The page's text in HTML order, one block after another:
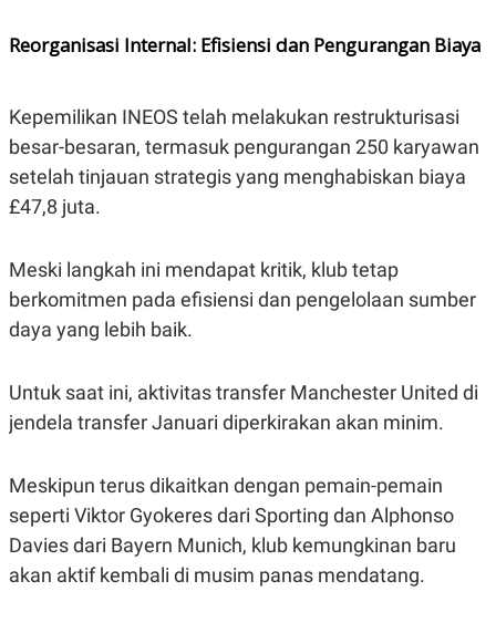
PEDOMAN
PEMBERITAAN
PRIVACY
POLICY
Reorganisasi Internal: Efisiensi dan Pengurangan Biaya
Kepemilikan INEOS telah melakukan restrukturisasi
besar-besaran, termasuk pengurangan 250 karyawan
setelah tinjauan strategis yang menghabiskan biaya
£47,8 juta.
Meski langkah ini mendapat kritik, klub tetap
berkomitmen pada efisiensi dan pengelolaan sumber
daya yang lebih baik.
Untuk saat ini, aktivitas transfer Manchester United di
jendela transfer Januari diperkirakan akan minim.
Meskipun terus dikaitkan dengan pemain-pemain
seperti Viktor Gyokeres dari Sporting dan Alphonso
Davies dari Bayern Munich, klub kemungkinan baru
akan aktif kembali di musim panas mendatang.